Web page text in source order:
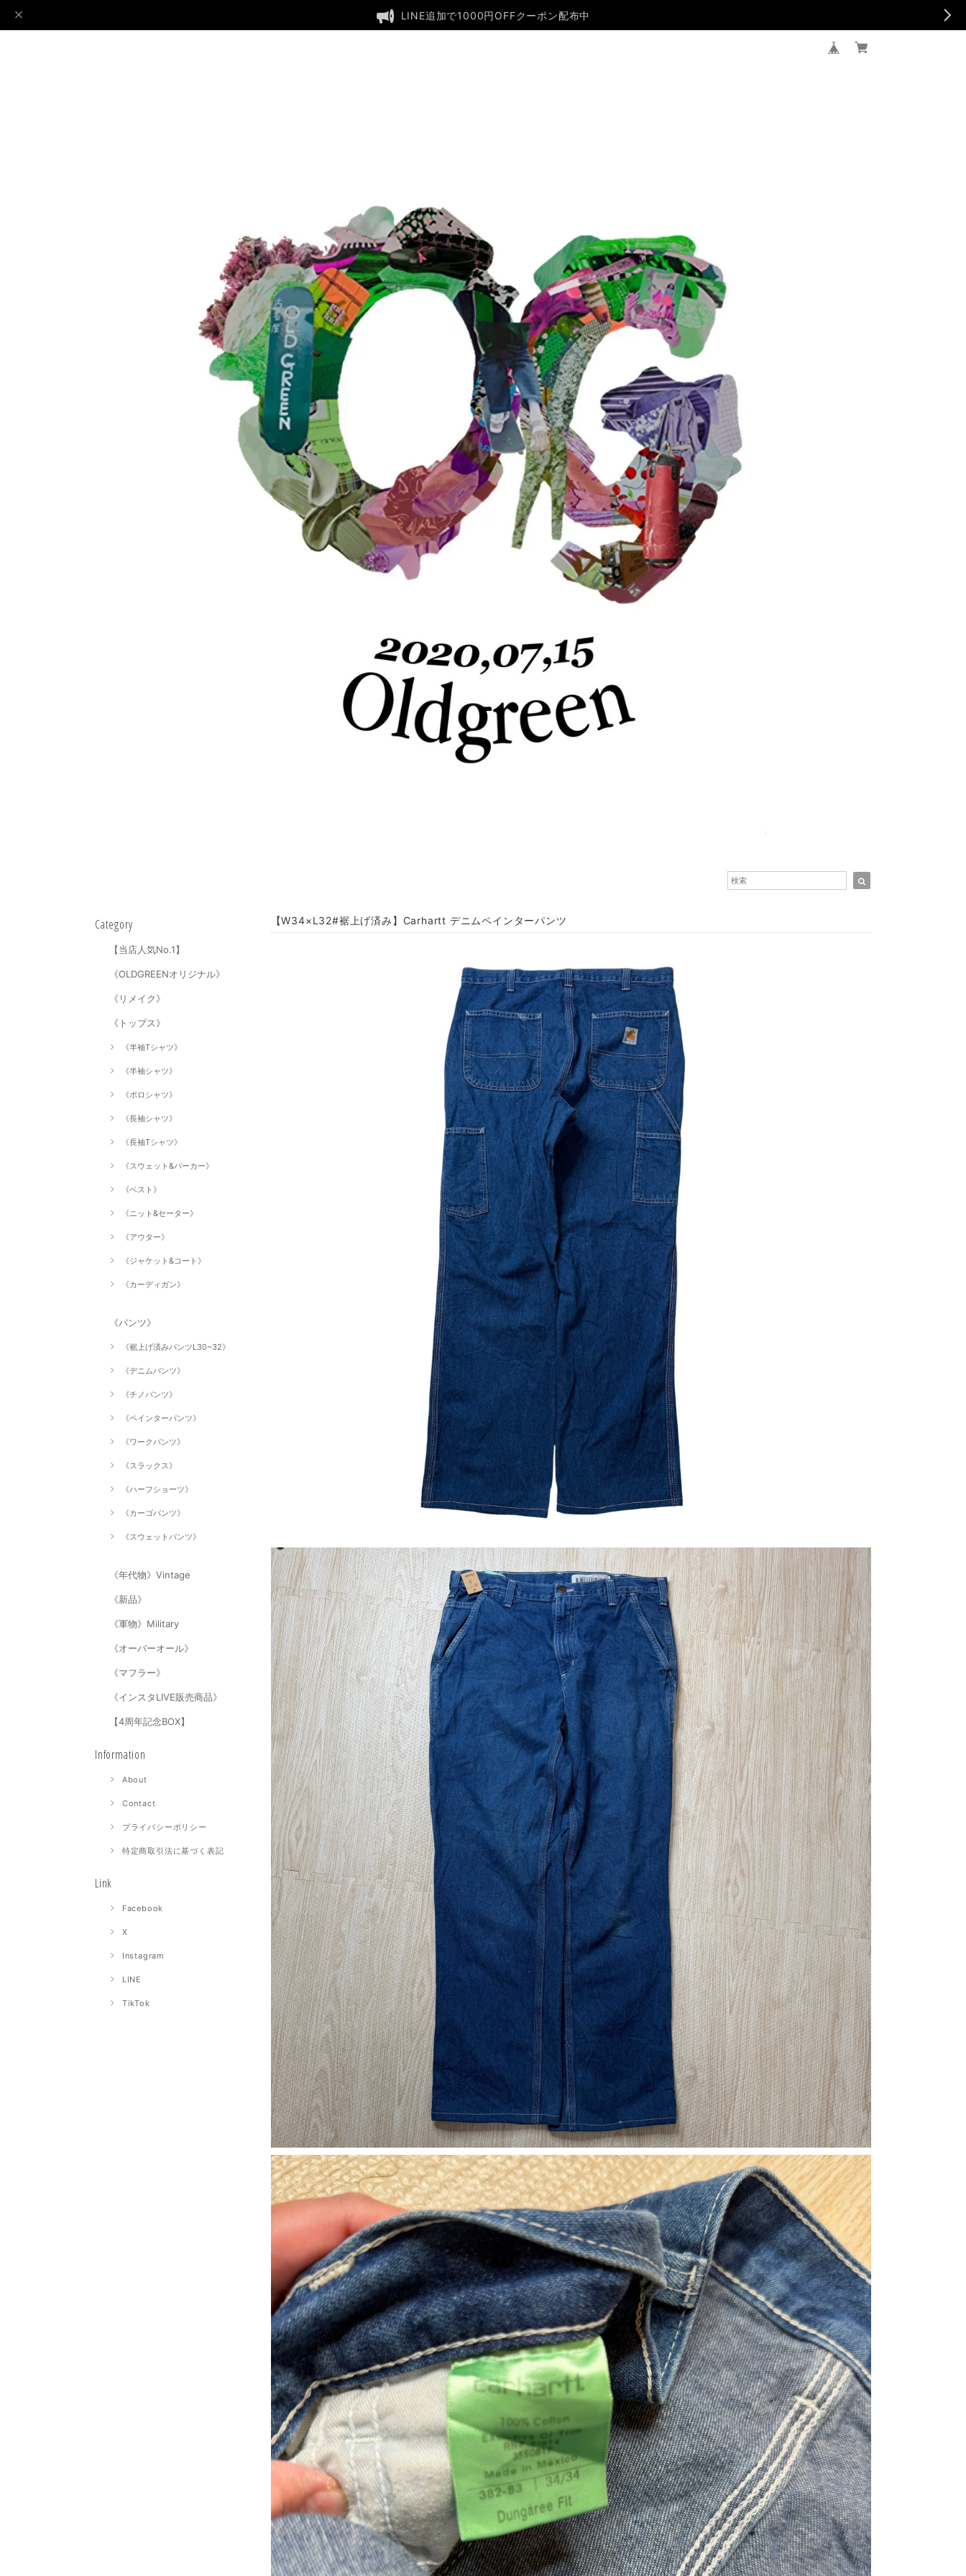
LINE追加で1000円OFFクーポン配布中
Category
【当店人気No.1】
《OLDGREENオリジナル》
《リメイク》
《トップス》
《半袖Tシャツ》
《半袖シャツ》
《ポロシャツ》
《長袖シャツ》
《長袖Tシャツ》
《スウェット&パーカー》
《ベスト》
《ニット&セーター》
《アウター》
《ジャケット&コート》
《カーディガン》
《パンツ》
《裾上げ済みパンツL30~32》
《デニムパンツ》
《チノパンツ》
《ペインターパンツ》
《ワークパンツ》
《スラックス》
《ハーフショーツ》
《カーゴパンツ》
《スウェットパンツ》
《年代物》Vintage
《新品》
《軍物》Military
《オーバーオール》
《マフラー》
《インスタLIVE販売商品》
【4周年記念BOX】
Information
About
Contact
プライバシーポリシー
特定商取引法に基づく表記
Link
Facebook
X
Instagram
LINE
TikTok
【W34×L32#裾上げ済み】Carhartt デニムペインターパンツ